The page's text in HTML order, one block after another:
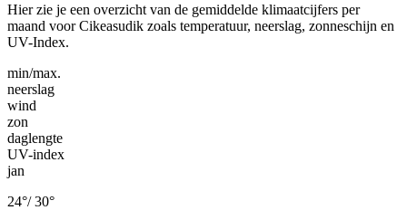
Hier zie je een overzicht van de gemiddelde klimaatcijfers per
maand voor Cikeasudik zoals temperatuur, neerslag, zonneschijn en
UV-Index.
min/max.
neerslag
wind
zon
daglengte
UV-index
jan
24°/30°